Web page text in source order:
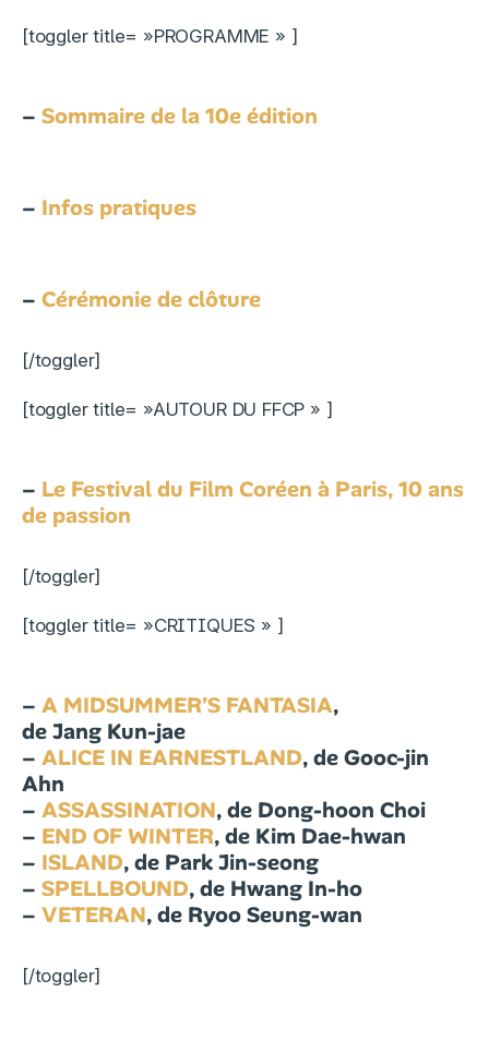
[toggler title= »PROGRAMME » ]
– Sommaire de la 10e édition
– Infos pratiques
– Cérémonie de clôture
[/toggler]
[toggler title= »AUTOUR DU FFCP » ]
– Le Festival du Film Coréen à Paris, 10 ans
de passion
[/toggler]
[toggler title= »CRITIQUES » ]
– A MIDSUMMER’S FANTASIA,
de Jang Kun-jae
– ALICE IN EARNESTLAND, de Gooc-jin
Ahn
– ASSASSINATION, de Dong-hoon Choi
– END OF WINTER, de Kim Dae-hwan
– ISLAND, de Park Jin-seong
– SPELLBOUND, de Hwang In-ho
– VETERAN, de Ryoo Seung-wan
[/toggler]